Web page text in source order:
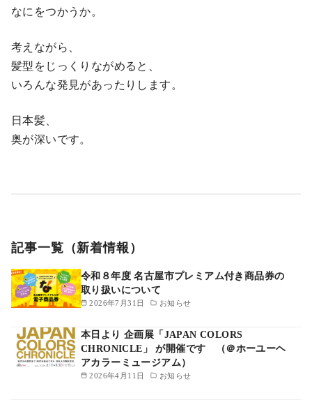
なにをつかうか。
考えながら、
髪型をじっくりながめると、
いろんな発見があったりします。
日本髪、
奥が深いです。
記事一覧（新着情報）
2026年7月31日 お知らせ
令和８年度 名古屋市プレミアム付き商品券の
取り扱いについて
2026年4月11日 お知らせ
本日より 企画展「JAPAN COLORS
CHRONICLE」 が開催です （＠ホーユーヘ
アカラーミュージアム）